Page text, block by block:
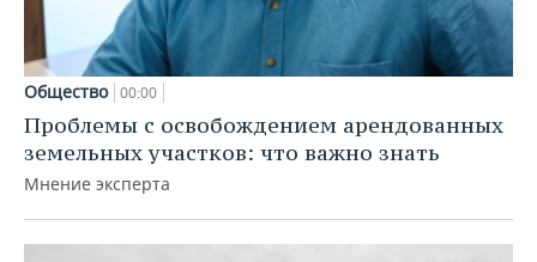
Общество 00:00
Проблемы с освобождением арендованных
земельных участков: что важно знать
Мнение эксперта